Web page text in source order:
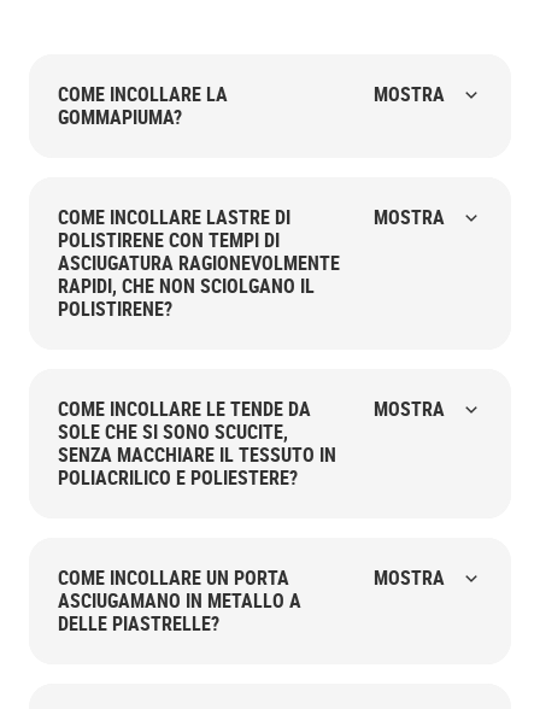
COME INCOLLARE LA
GOMMAPIUMA?
MOSTRA
COME INCOLLARE LASTRE DI
POLISTIRENE CON TEMPI DI
ASCIUGATURA RAGIONEVOLMENTE
RAPIDI, CHE NON SCIOLGANO IL
POLISTIRENE?
MOSTRA
COME INCOLLARE LE TENDE DA
SOLE CHE SI SONO SCUCITE,
SENZA MACCHIARE IL TESSUTO IN
POLIACRILICO E POLIESTERE?
MOSTRA
COME INCOLLARE UN PORTA
ASCIUGAMANO IN METALLO A
DELLE PIASTRELLE?
MOSTRA